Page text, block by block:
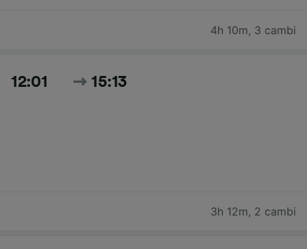
4h 10m, 3 cambi
12:01 15:13
3h 12m, 2 cambi